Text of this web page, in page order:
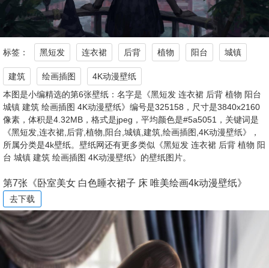
标签： 黑短发 连衣裙 后背 植物 阳台 城镇
建筑 绘画插图
4K动漫壁纸
本图是小编精选的第6张壁纸：名字是《黑短发 连衣裙 后背 植物 阳台
城镇 建筑 绘画插图 4K动漫壁纸》编号是325158，尺寸是3840x2160
像素，体积是4.32MB，格式是jpeg，平均颜色是#5a5051，关键词是
《黑短发,连衣裙,后背,植物,阳台,城镇,建筑,绘画插图,4K动漫壁纸》，
所属分类是4k壁纸。壁纸网还有更多类似《黑短发 连衣裙 后背 植物 阳
台 城镇 建筑 绘画插图 4K动漫壁纸》的壁纸图片。
第7张《卧室美女 白色睡衣裙子 床 唯美绘画4k动漫壁纸》
去下载